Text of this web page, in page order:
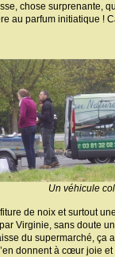
chose surprenante,
au parfum initiatique
Un véhicule
de noix et surtout
Virginie, sans doute
du supermarché,
donnent à cœur joie